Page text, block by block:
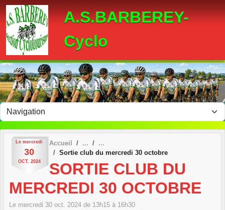
A.S.BARBEREY-
Cyclo
Le mercredi
30
OCT. 2024
Accueil
Sortie club du mercredi 30 octobre
SORTIE CLUB DU
MERCREDI 30 OCTOBRE
Le mercredi 30 oct. 2024 de 13h15 à 16h30
Panneau de gestion des cookies